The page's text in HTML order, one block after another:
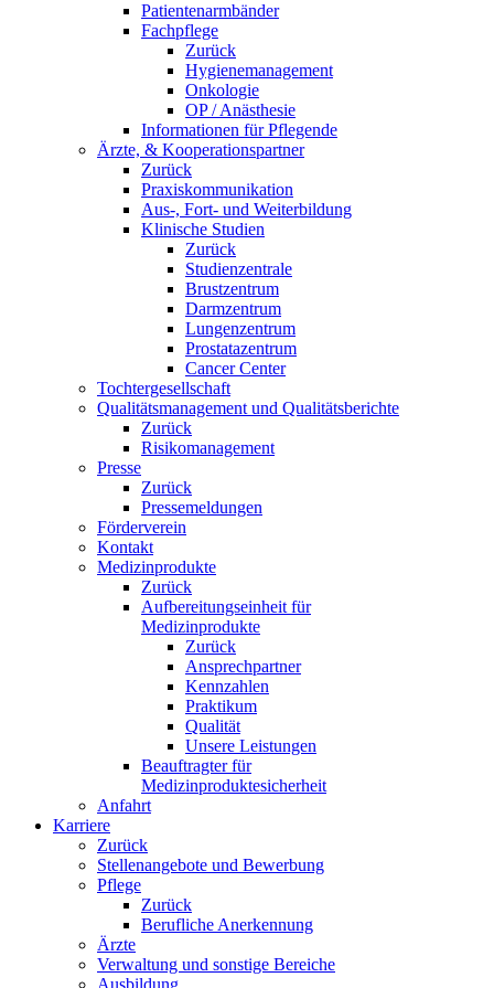
Patientenarmbänder
Fachpflege
Zurück
Hygienemanagement
Onkologie
OP / Anästhesie
Informationen für Pflegende
Ärzte, & Kooperationspartner
Zurück
Praxiskommunikation
Aus-, Fort- und Weiterbildung
Klinische Studien
Zurück
Studienzentrale
Brustzentrum
Darmzentrum
Lungenzentrum
Prostatazentrum
Cancer Center
Tochtergesellschaft
Qualitätsmanagement und Qualitätsberichte
Zurück
Risikomanagement
Presse
Zurück
Pressemeldungen
Förderverein
Kontakt
Medizinprodukte
Zurück
Aufbereitungseinheit für
Medizinprodukte
Zurück
Ansprechpartner
Kennzahlen
Praktikum
Qualität
Unsere Leistungen
Beauftragter für
Medizinproduktesicherheit
Anfahrt
Karriere
Zurück
Stellenangebote und Bewerbung
Pflege
Zurück
Berufliche Anerkennung
Ärzte
Verwaltung und sonstige Bereiche
Ausbildung